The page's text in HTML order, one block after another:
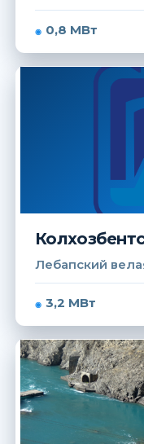
0,8 МВт
Лебапский
3,2 МВт